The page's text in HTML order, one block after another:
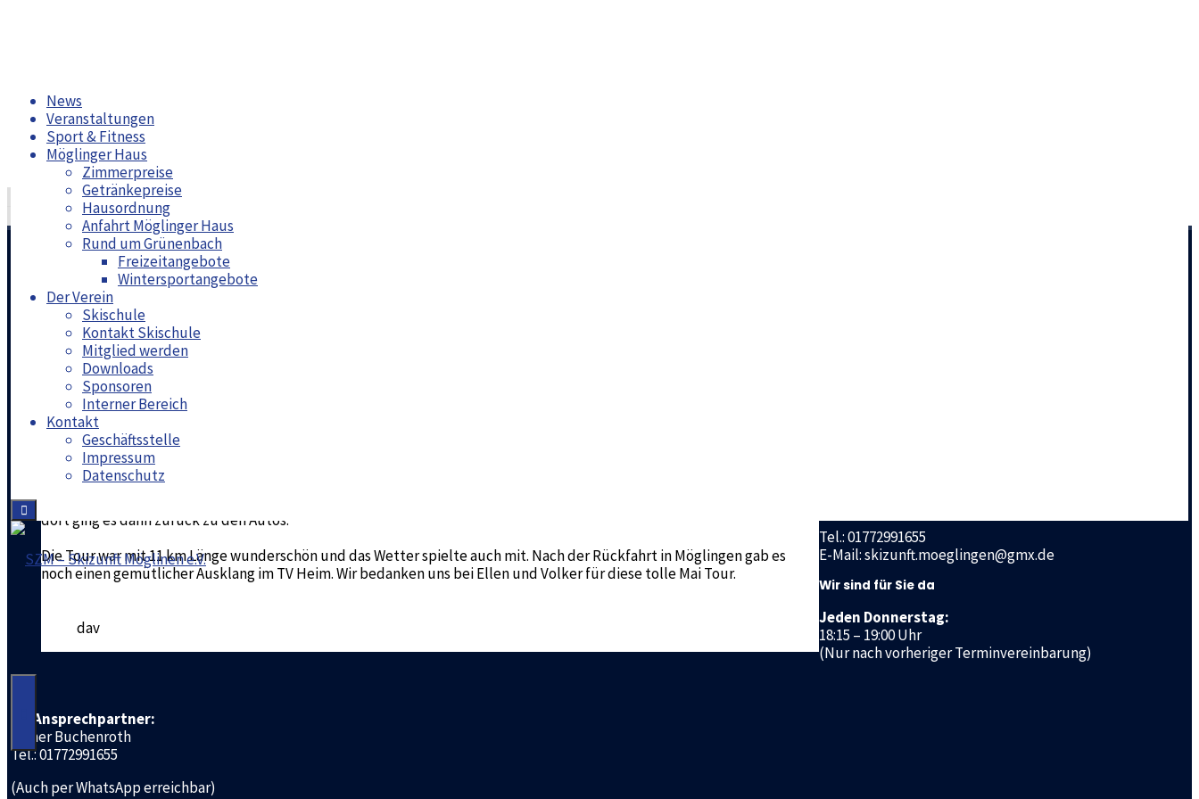
Inhalt
springen
News
Veranstaltungen
Sport & Fitness
Möglinger Haus
Zimmerpreise
Getränkepreise
Hausordnung
Anfahrt Möglinger Haus
Rund um Grünenbach
Freizeitangebote
Wintersportangebote
Der Verein
Skischule
Kontakt Skischule
Mitglied werden
Downloads
Sponsoren
Interner Bereich
Kontakt
Geschäftsstelle
Impressum
Datenschutz
Skizunft
Möglinen
Neue Poloshirts für die Skizunft
SZM Seniorenwanderwoche im Allgäu 2019
Maiwanderung der Skizunft am 05. Mai 2019
Bernhard Brendel
17 Skizünftler trafen sich am Sonntag Morgen zu einer von Ellen und Volker geführten Wanderung.
Es wurde der Kappelberg in Fellbach angesteuert. Auf dem Parkplatz angekommen machten wir eine Rundwanderung
zum Aussichtspunkt Kernerturm. Dort machten wir eine Mittags Pause und genossen unser mitgebrachtes Rucksack
Vesper. Einige bestiegen den Kernerturm um von oben eine tolle Aussicht zu genießen. Nach der Mittagspause ging es
dort ging es dann zurück zu den Autos.
Die Tour war mit 11 km Länge wunderschön und das Wetter spielte auch mit. Nach der Rückfahrt in Möglingen gab es
noch einen gemütlicher Ausklang im TV Heim. Wir bedanken uns bei Ellen und Volker für diese tolle Mai Tour.
dav
Tel.: 01772991655
E-Mail: skizunft.moeglingen@gmx.de
Wir sind für Sie da
Jeden Donnerstag:
18:15 – 19:00 Uhr
(Nur nach vorheriger Terminvereinbarung)
Ihr Ansprechpartner:
Rainer Buchenroth
Tel.: 01772991655
(Auch per WhatsApp erreichbar)